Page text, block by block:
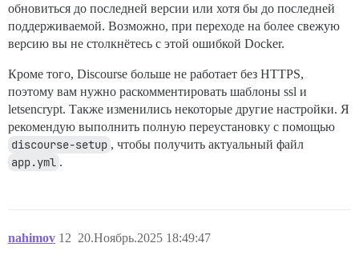
обновиться до последней версии или хотя бы до последней
поддерживаемой. Возможно, при переходе на более свежую
версию вы не столкнётесь с этой ошибкой Docker.
Кроме того, Discourse больше не работает без HTTPS,
поэтому вам нужно раскомментировать шаблоны ssl и
letsencrypt. Также изменились некоторые другие настройки. Я
рекомендую выполнить полную переустановку с помощью
discourse-setup , чтобы получить актуальный файл
app.yml .
nahimov 20.Ноябрь.2025 18:49:47
12